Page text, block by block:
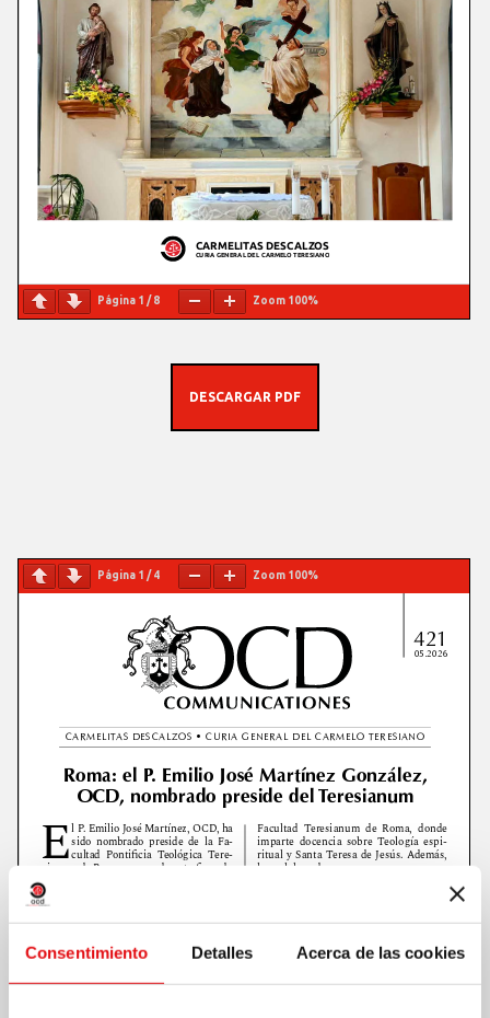
Consentimiento Detalles Acerca de las cookies
Página 1 /8 Zoom 100%
DESCARGAR PDF
Página 1 /4 Zoom 100%